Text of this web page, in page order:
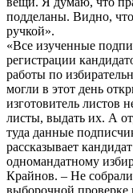
подделаны. Видно,
ручкой».
«Все изученные
регистрации
работы по
могли в этот день
изготовитель листов
листы, выдать их. А
туда данные
рассказывает
одномандатному
Крайнов. – Не